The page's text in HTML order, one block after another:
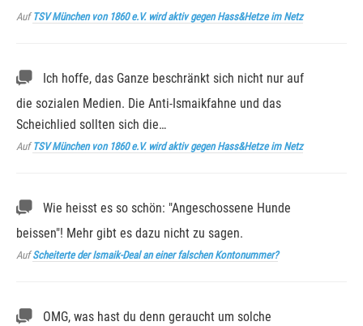
AufTSV München von 1860 e.V. wird aktiv gegen Hass&Hetze im Netz
Ich hoffe, das Ganze beschränkt sich nicht nur auf
die sozialen Medien. Die Anti-Ismaikfahne und das
Scheichlied sollten sich die…
AufTSV München von 1860 e.V. wird aktiv gegen Hass&Hetze im Netz
Wie heisst es so schön: "Angeschossene Hunde
beissen"! Mehr gibt es dazu nicht zu sagen.
AufScheiterte der Ismaik-Deal an einer falschen Kontonummer?
OMG, was hast du denn geraucht um solche